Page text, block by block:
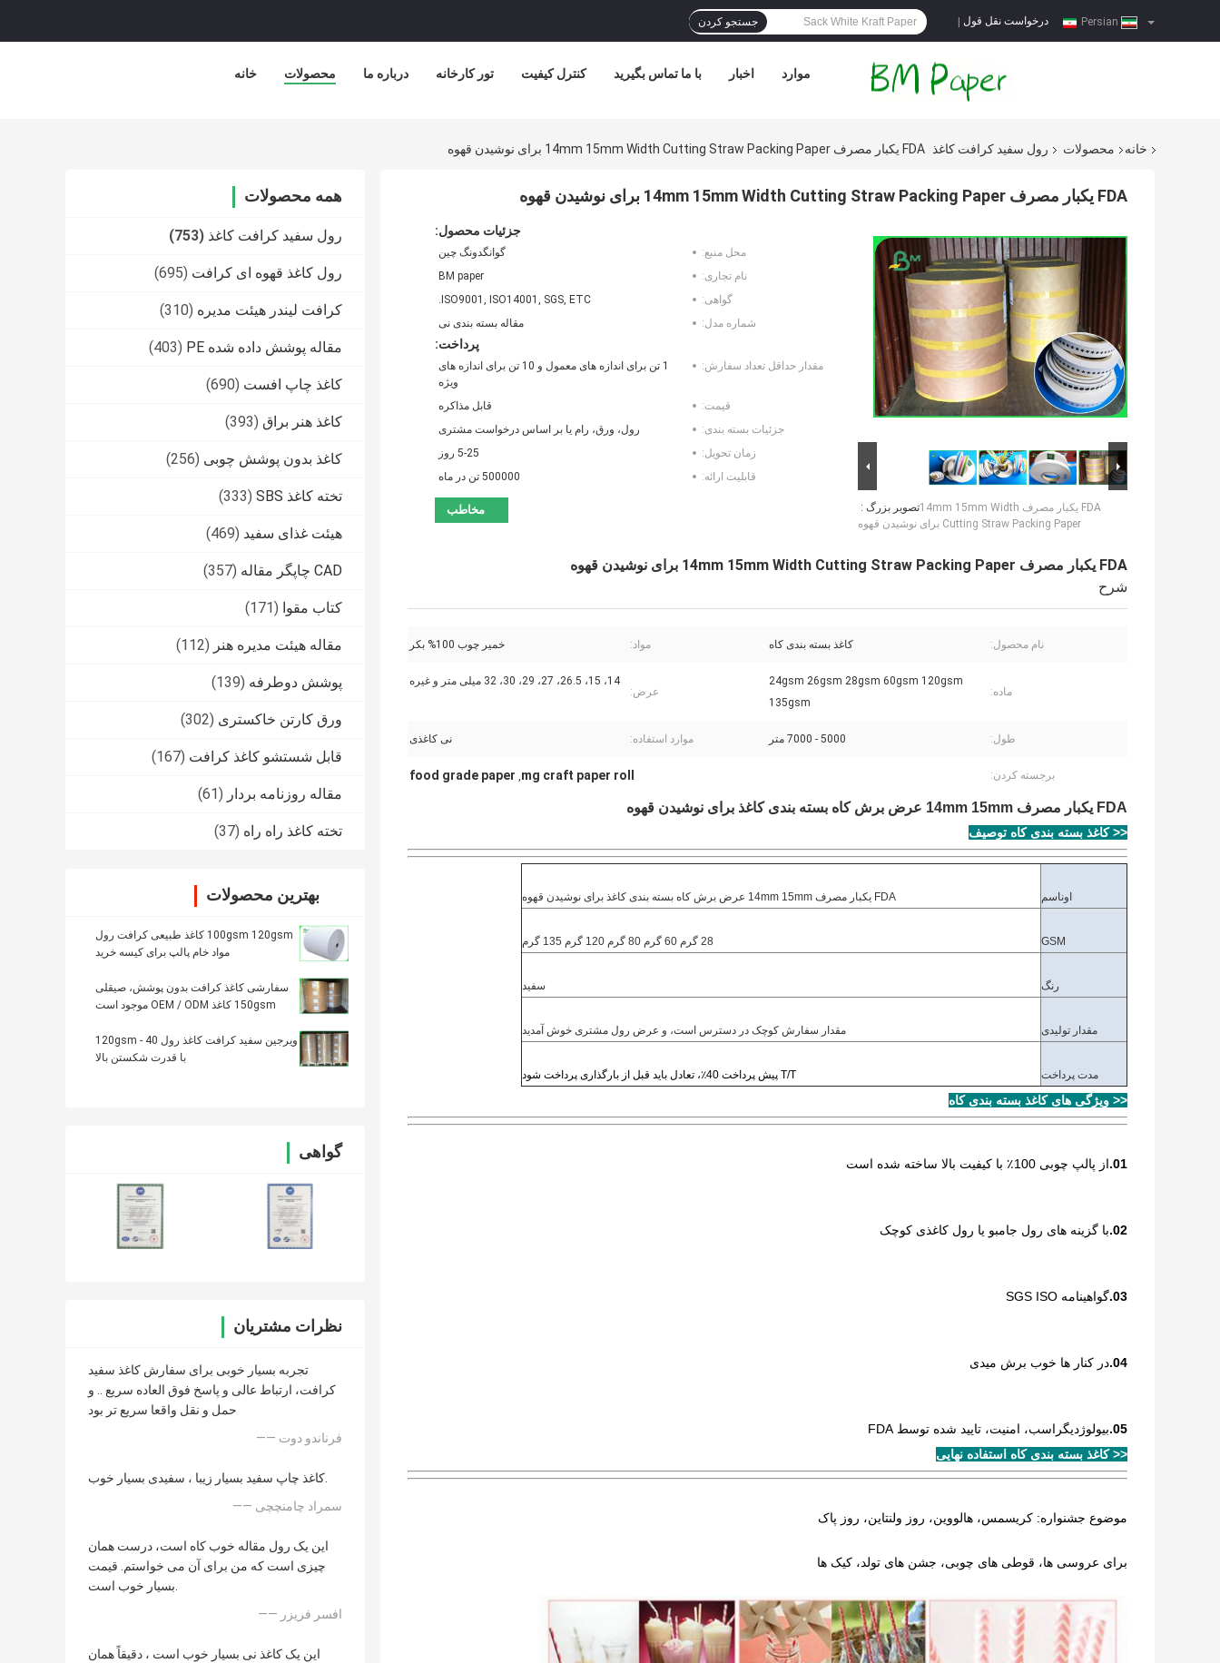
درخواست نقل قول جستجو کردن
خانه محصولات درباره ما تور کارخانه کنترل کیفیت با ما تماس بگیرید اخبار موارد
خانه محصولات رول سفید کرافت کاغذ FDA یکبار مصرف 14mm 15mm Width Cutting Straw Packing Paper برای نوشیدن قهوه
همه محصولات
رول سفید کرافت کاغذ (753)
رول کاغذ قهوه ای کرافت (695)
کرافت لیندر هیئت مدیره (310)
مقاله پوشش داده شده PE (403)
کاغذ چاپ افست (690)
کاغذ هنر براق (393)
کاغذ بدون پوشش چوبی (256)
تخته کاغذ SBS (333)
هیئت غذای سفید (469)
CAD چاپگر مقاله (357)
کتاب مقوا (171)
مقاله هیئت مدیره هنر (112)
پوشش دوطرفه (139)
ورق کارتن خاکستری (302)
قابل شستشو کاغذ کرافت (167)
مقاله روزنامه بردار (61)
تخته کاغذ راه راه (37)
بهترین محصولات
100gsm 120gsm کاغذ طبیعی کرافت رول
مواد خام پالپ برای کیسه خرید
سفارشی کاغذ کرافت بدون پوشش، صیقلی
150gsm کاغذ OEM / ODM موجود است
ویرجین سفید کرافت کاغذ رول 40 - 120gsm
با قدرت شکستن بالا
گواهی
نظرات مشتریان
تجربه بسیار خوبی برای سفارش کاغذ سفید
کرافت، ارتباط عالی و پاسخ فوق العاده سریع .. و
حمل و نقل واقعا سریع تر بود
—— فرناندو دوت
کاغذ چاپ سفید بسیار زیبا ، سفیدی بسیار خوب.
—— سمراد چامنچچی
این یک رول مقاله خوب کاه است، درست همان
چیزی است که من برای آن می خواستم. قیمت
بسیار خوب است.
—— افسر فریزر
این یک کاغذ نی بسیار خوب است ، دقیقاً همان
FDA یکبار مصرف 14mm 15mm Width Cutting Straw Packing Paper برای نوشیدن قهوه
تصویر بزرگ :FDA یکبار مصرف 14mm 15mm Width
Cutting Straw Packing Paper برای نوشیدن قهوه
جزئیات محصول:
محل منبع:
گوانگدونگ چین
نام تجاری:
BM paper
گواهی:
ISO9001, ISO14001, SGS, ETC.
شماره مدل:
مقاله بسته بندی نی
پرداخت:
مقدار حداقل تعداد سفارش:
1 تن برای اندازه های معمول و 10 تن برای اندازه های
ویژه
قیمت:
قابل مذاکره
جزئیات بسته بندی:
رول، ورق، رام یا بر اساس درخواست مشتری
زمان تحویل:
5-25 روز
قابلیت ارائه:
500000 تن در ماه
مخاطب
FDA یکبار مصرف 14mm 15mm Width Cutting Straw Packing Paper برای نوشیدن قهوه
شرح
نام محصول: کاغذ بسته بندی کاه مواد: خمیر چوب 100% بکر
ماده:
24gsm 26gsm 28gsm 60gsm 120gsm
135gsm
عرض:
14، 15، 26.5، 27، 29، 30، 32 میلی متر و غیره
طول: 5000 - 7000 متر موارد استفاده: نی کاغذی
برجسته کردن: mg craft paper roll
,
food grade paper
FDA یکبار مصرف 14mm 15mm عرض برش کاه بسته بندی کاغذ برای نوشیدن قهوه
<< کاغذ بسته بندی کاه توصیف
اوناسم FDA یکبار مصرف 14mm 15mm عرض برش کاه بسته بندی کاغذ برای نوشیدن قهوه
GSM 28 گرم 60 گرم 80 گرم 120 گرم 135 گرم
رنگ سفید
مقدار تولیدی مقدار سفارش کوچک در دسترس است، و عرض رول مشتری خوش آمدید
مدت پرداخت T/T پیش پرداخت 40٪، تعادل باید قبل از بارگذاری پرداخت شود
<< ویژگی های کاغذ بسته بندی کاه
01. از پالپ چوبی 100٪ با کیفیت بالا ساخته شده است
02. با گزینه های رول جامبو یا رول کاغذی کوچک
03. گواهینامه SGS ISO
04. در کنار ها خوب برش میدی
05. بيولوژديگراسب، امنيت، تاييد شده توسط FDA
<< کاغذ بسته بندی کاه استفاده نهایی
موضوع جشنواره: کریسمس، هالووین، روز ولنتاین، روز پاک
‫برای عروسی ها، قوطی های چوبی، جشن های تولد، کیک ها